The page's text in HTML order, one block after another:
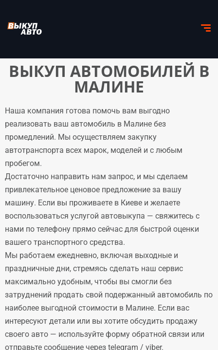
ВЫКУП АВТОМОБИЛЕЙ В
МАЛИНЕ
Наша компания готова помочь вам выгодно
реализовать ваш автомобиль в Малине без
промедлений. Мы осуществляем закупку
автотранспорта всех марок, моделей и с любым
пробегом.
Достаточно направить нам запрос, и мы сделаем
привлекательное ценовое предложение за вашу
машину. Если вы проживаете в Киеве и желаете
воспользоваться услугой автовыкупа — свяжитесь с
нами по телефону прямо сейчас для быстрой оценки
вашего транспортного средства.
Мы работаем ежедневно, включая выходные и
праздничные дни, стремясь сделать наш сервис
максимально удобным, чтобы вы смогли без
затруднений продать свой подержанный автомобиль по
наиболее выгодной стоимости в Малине. Если вас
интересуют детали или вы хотите обсудить продажу
своего авто — используйте форму обратной связи или
отправьте сообщение через telegram / viber.